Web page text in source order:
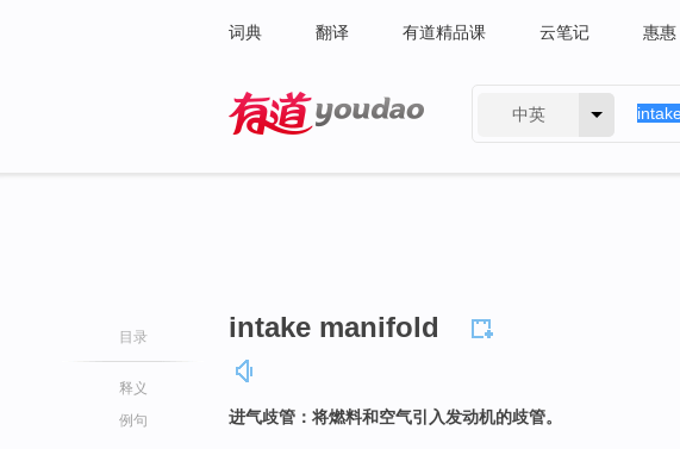
词典 翻译 有道精品课 云笔记 惠惠
中英
目录
释义
例句
intake manifold
进气歧管：将燃料和空气引入发动机的歧管。